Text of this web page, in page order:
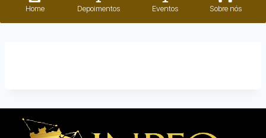
Home Depoimentos Eventos Sobre nós